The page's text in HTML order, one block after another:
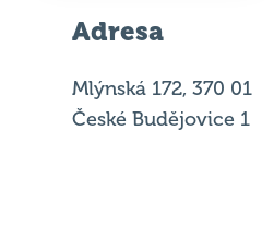
Adresa
Mlýnská 172, 370 01
České Budějovice 1